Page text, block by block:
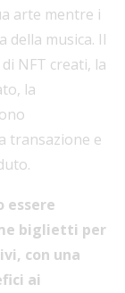
arte mentre i
della musica. Il
NFT creati, la
la
transazione e
essere
biglietti per
con una
ai